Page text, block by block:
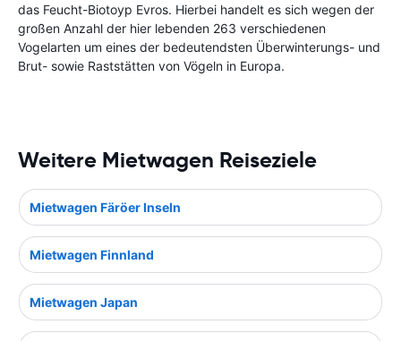
das Feucht-Biotoyp Evros. Hierbei handelt es sich wegen der
großen Anzahl der hier lebenden 263 verschiedenen
Vogelarten um eines der bedeutendsten Überwinterungs- und
Brut- sowie Raststätten von Vögeln in Europa.
Weitere Mietwagen Reiseziele
Mietwagen Färöer Inseln
Mietwagen Finnland
Mietwagen Japan